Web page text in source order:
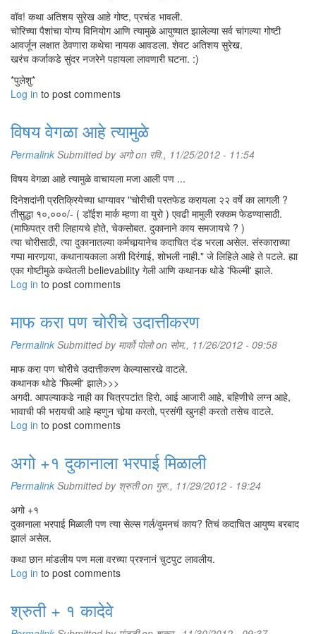
वॉव! कथा अतिशय सुरेख आहे गोष्ट, प्रचंड भावली.
चोरिच्या पैशांचा योग्य विनियोग आणि त्यामुळे आयुष्यात झालेल्या सर्व चांगल्या गोष्टी
आवर्जून लक्षात ठेवणारा कथेचा नायक आवडला. शेवट अतिशय सुरेख.
खरंच कर्जाकडे सुंदर नजरेने पहायला लावणारी घटना. :)
*पुलेशु*
Log in to post comments
विषय वेगळा आहे त्यामुळे
Permalink Submitted by अगोon रवि., 11/25/2012 - 11:54
विषय वेगळा आहे त्यामुळे वाचायला मजा आली पण ...
दिनेशदांनी प्रतिक्रियेच्या धाग्यावर "चोरीची परतफेड करायला २२ वर्षे का लागली ?
तीसुद्धा १०,०००/- ( डॉईश मार्क म्हणा वा युरो ) एवढी मामुली रक्कम फेडण्यासाठी.
(माफिपत्र तरी लिहायचे होते, चेकसोबत. दुकानाने काय समजायचे ? )
त्या चोरीसाठी, त्या दुकानातल्या कर्मचार्‍यानेच कदाचित दंड भरला असेल. संस्काराच्या
गप्पा मारणार्‍या, कथानायकाला अशी दिरंगाई, शोभली नाही." जे लिहिले आहे ते पटले. ह्या
एका गोष्टीमुळे कथेतली believability गेली आणि कथानक थोडे 'फिल्मी' झाले.
Log in to post comments
माफ करा पण चोरीचे उदात्तीकरण
Permalink Submitted by मार्को पोलोon सोम., 11/26/2012 - 09:58
माफ करा पण चोरीचे उदात्तीकरण केल्यासारखे वाटले.
कथानक थोडे 'फिल्मी' झाले>>>
अगदी. आपल्याकडे नाही का चित्रपटांत हिरो, आई आजारी आहे, बहिणीचे लग्न आहे,
भावाची फी भरायची आहे म्हणुन चोर्‍या करतो, प्रसंगी खुनही करतो तसेच वाटले.
Log in to post comments
अगो +१ दुकानाला भरपाई मिळाली
Permalink Submitted by श्रुतीon गुरु., 11/29/2012 - 19:24
अगो +१
दुकानाला भरपाई मिळाली पण त्या सेल्स गर्ल/वुमनचं काय? तिचं कदाचित आयुष्य बरबाद
झालं असेल.
कथा छान मांडलीय पण मला वरच्या प्रश्नानं चुटपुट लावलीय.
Log in to post comments
श्रुती + १ कादेवे